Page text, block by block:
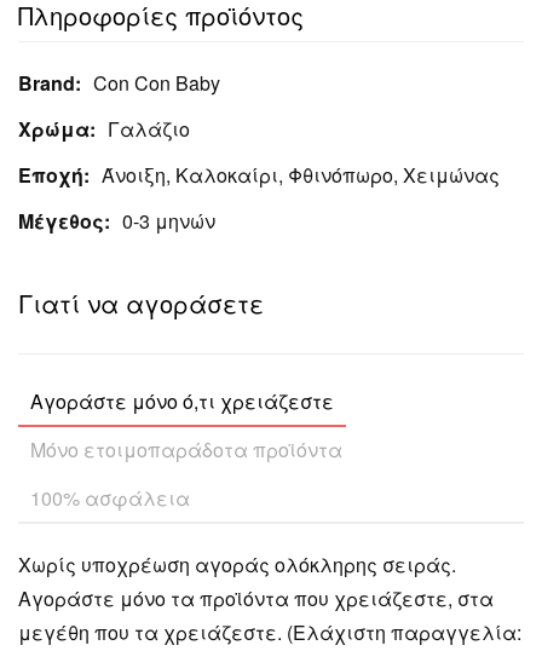
Πληροφορίες προϊόντος
Brand: Con Con Baby
Χρώμα: Γαλάζιο
Εποχή: Άνοιξη, Καλοκαίρι, Φθινόπωρο, Χειμώνας
Μέγεθος: 0-3 μηνών
Γιατί να αγοράσετε
Αγοράστε μόνο ό,τι χρειάζεστε
Μόνο ετοιμοπαράδοτα προϊόντα
100% ασφάλεια
Χωρίς υποχρέωση αγοράς ολόκληρης σειράς.
Αγοράστε μόνο τα προϊόντα που χρειάζεστε, στα
μεγέθη που τα χρειάζεστε. (Ελάχιστη παραγγελία: